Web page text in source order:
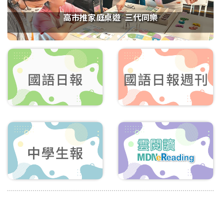
MLB季中交易 道奇隊搶下強投史庫
1 3 4 5